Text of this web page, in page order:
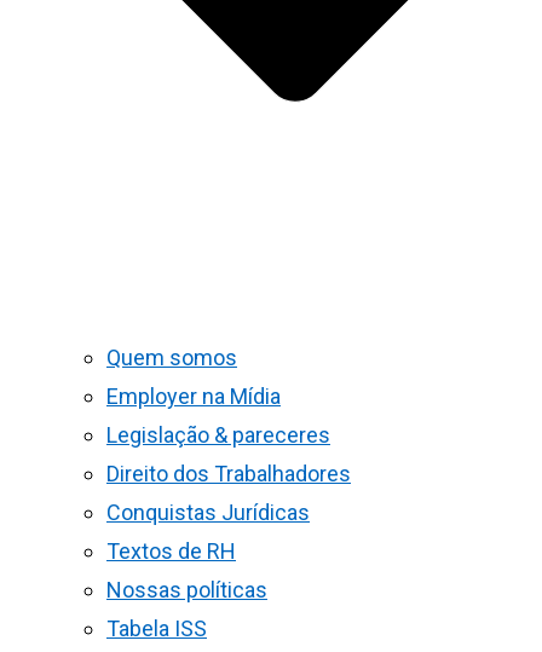
Quem somos
Employer na Mídia
Legislação & pareceres
Direito dos Trabalhadores
Conquistas Jurídicas
Textos de RH
Nossas políticas
Tabela ISS